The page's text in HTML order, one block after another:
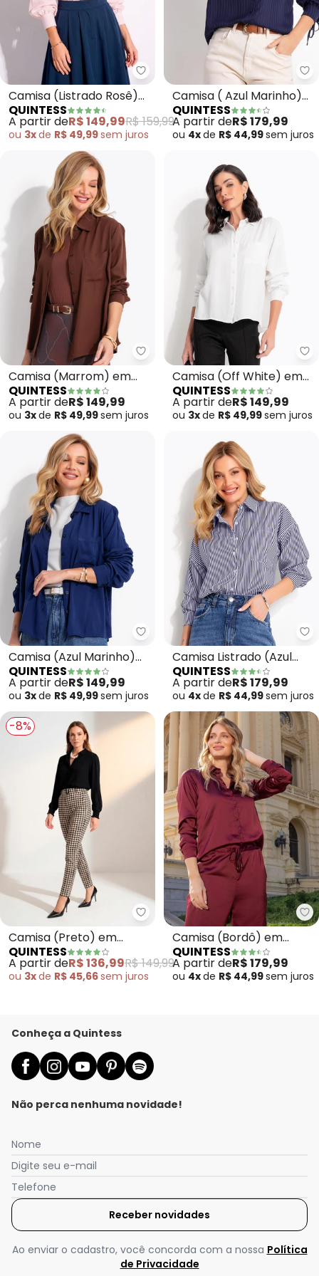
Quintess - Camisa (Listrado
Camisa (Listrado Rosê)
em Viscose Plana
QUINTESS
A partir deR$ 149,99R$ 159,99
ou 3xde R$ 49,99sem juros
Camisa ( Azul Marinho)
em Chiffon
QUINTESS
A partir deR$ 179,99
ou 4xde R$ 44,99sem juros
Quintess - Camisa (Marrom)
Camisa (Marrom) em
Viscose Plana Sarjada
QUINTESS
A partir deR$ 149,99
ou 3xde R$ 49,99sem juros
Camisa (Off White) em
Viscose Plana Sarjada
QUINTESS
A partir deR$ 149,99
ou 3xde R$ 49,99sem juros
Quintess - Camisa (Azul
Camisa (Azul Marinho)
em Viscose Plana Sarjada
QUINTESS
A partir deR$ 149,99
ou 3xde R$ 49,99sem juros
Camisa Listrado (Azul
Marinho) em Tecido de
Poliéster
QUINTESS
A partir deR$ 179,99
ou 4xde R$ 44,99sem juros
-8%
Quintess - Camisa (Preto) em
Camisa (Preto) em
Viscose Plana
QUINTESS
A partir deR$ 136,99R$ 149,99
ou 3xde R$ 45,66sem juros
Camisa (Bordô) em
Tecido Acetinado
QUINTESS
A partir deR$ 179,99
ou 4xde R$ 44,99sem juros
Conheça a Quintess
Não perca nenhuma novidade!
Nome
Digite seu e-mail
Telefone
Receber novidades
Ao enviar o cadastro, você concorda com a nossa Política
de Privacidade
Nós utilizamos cookies e tecnologias similares para melhorar sua
experiência de compra, incluindo conteúdo relevante e
publicidade personalizada. Ao continuar navegando, entendemos
que você está ciente e concorda com a nossa Política de
para saber mais.